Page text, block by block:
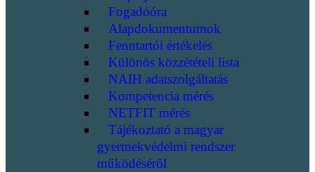
Fogadóóra
Alapdokumentumok
Fenntartói értékelés
Különös közzétételi lista
NAIH adatszolgáltatás
Kompetencia mérés
NETFIT mérés
Tájékoztató a magyar
gyermekvédelmi rendszer
működéséről